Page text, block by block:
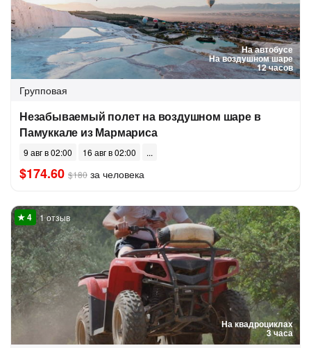
На автобусе
На воздушном шаре
12 часов
Групповая
Незабываемый полет на воздушном шаре в
Памуккале из Мармариса
9 авг в 02:00 16 авг в 02:00
$174.60 $180 за человека
На квадроциклах
3 часа
1 отзыв